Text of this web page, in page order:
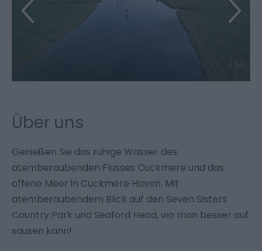
Über uns
Genießen Sie das ruhige Wasser des
atemberaubenden Flusses Cuckmere und das
offene Meer in Cuckmere Haven. Mit
atemberaubendem Blick auf den Seven Sisters
Country Park und Seaford Head, wo man besser auf
sausen kann!